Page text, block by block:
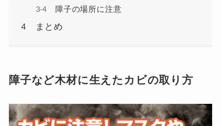
障子の場所に注意
まとめ
障子など木材に生えたカビの取り方